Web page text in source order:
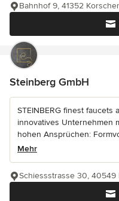
Bahnhof 9, 41352
Steinberg GmbH
STEINBERG finest
innovatives Unternehmen
hohen Ansprüchen:
Mehr
Schiessstrasse 30, 40549